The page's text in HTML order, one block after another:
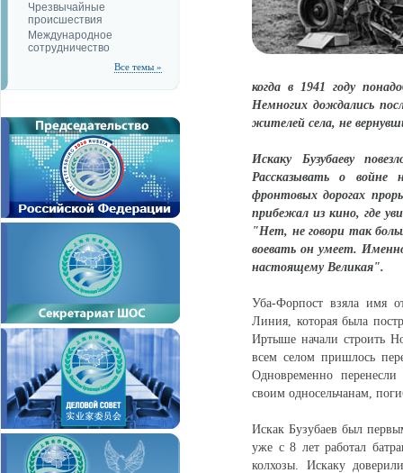
Чрезвычайные
происшествия
Международное
сотрудничество
Все темы »
когда в 1941 году
Немногих дождались
жителей села, не
Искаку Бузубаеву
Рассказывать о
фронтовых дорогах
прибежал из кино, где
"Нет, не говори так
воевать он умеет.
настоящему Великая".
Уба-Форпост взяла имя
Линия, которая была
Иртыше начали строить
всем селом пришлось
Одновременно
своим односельчанам,
Искак Бузубаев был
уже с 8 лет работал
колхозы. Искаку